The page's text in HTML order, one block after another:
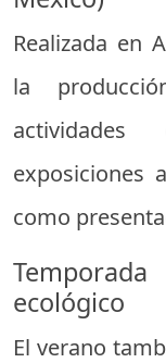
Realizada en
la
actividades
exposiciones
como
ecológico
El verano